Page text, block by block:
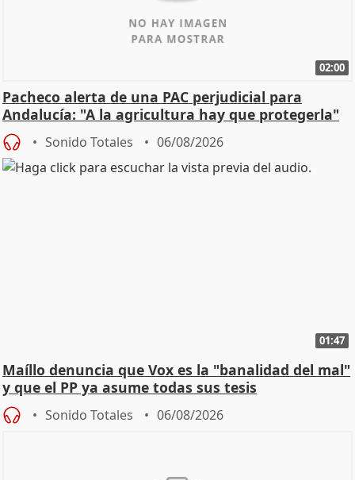
02:00
Pacheco alerta de una PAC perjudicial para
Andalucía: "A la agricultura hay que protegerla"
Sonido Totales 06/08/2026
01:47
Maíllo denuncia que Vox es la "banalidad del mal"
y que el PP ya asume todas sus tesis
Sonido Totales 06/08/2026